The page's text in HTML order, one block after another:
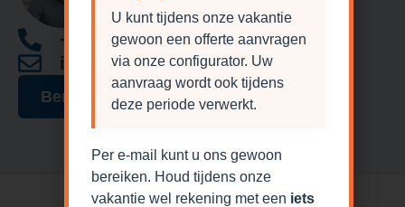
+31 (0) 85 1305300
info@garagedeurdiscounter.nl
Bericht sturen
U kunt tijdens onze vakantie
gewoon een offerte aanvragen
via onze configurator. Uw
aanvraag wordt ook tijdens
deze periode verwerkt.
Per e-mail kunt u ons gewoon
bereiken. Houd tijdens onze
vakantie wel rekening met een iets